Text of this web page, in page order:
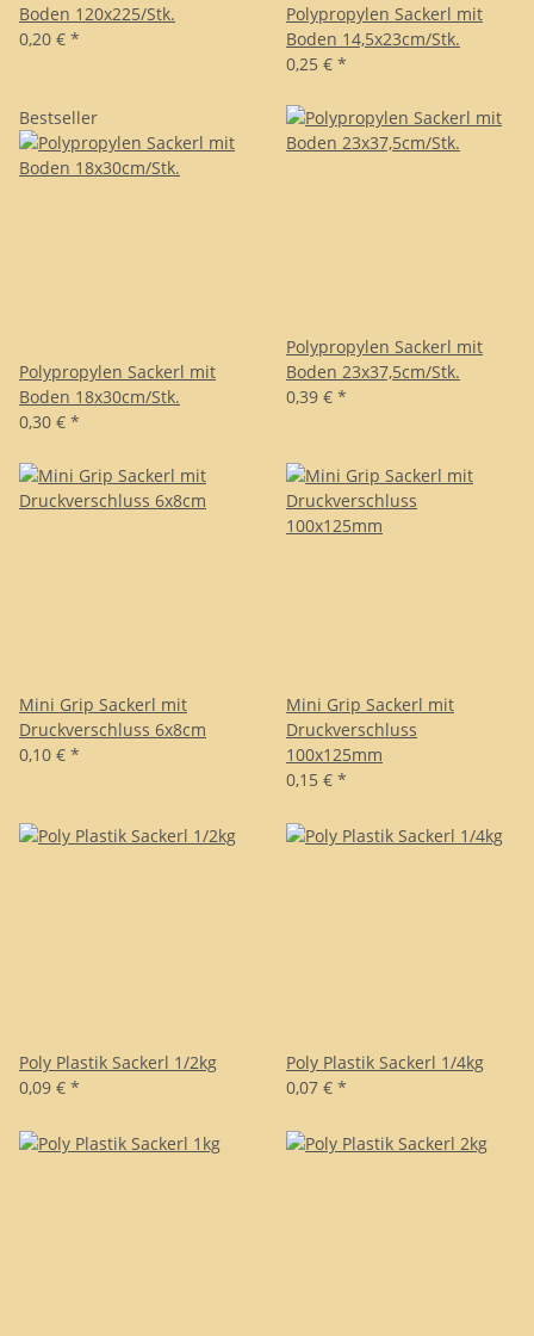
Boden 120x225/Stk.
0,20 € *
Polypropylen Sackerl mit
Boden 14,5x23cm/Stk.
0,25 € *
Bestseller
Polypropylen Sackerl mit
Boden 18x30cm/Stk.
0,30 € *
Polypropylen Sackerl mit
Boden 23x37,5cm/Stk.
0,39 € *
Mini Grip Sackerl mit
Druckverschluss 6x8cm
0,10 € *
Mini Grip Sackerl mit
Druckverschluss
100x125mm
0,15 € *
Poly Plastik Sackerl 1/2kg
0,09 € *
Poly Plastik Sackerl 1/4kg
0,07 € *